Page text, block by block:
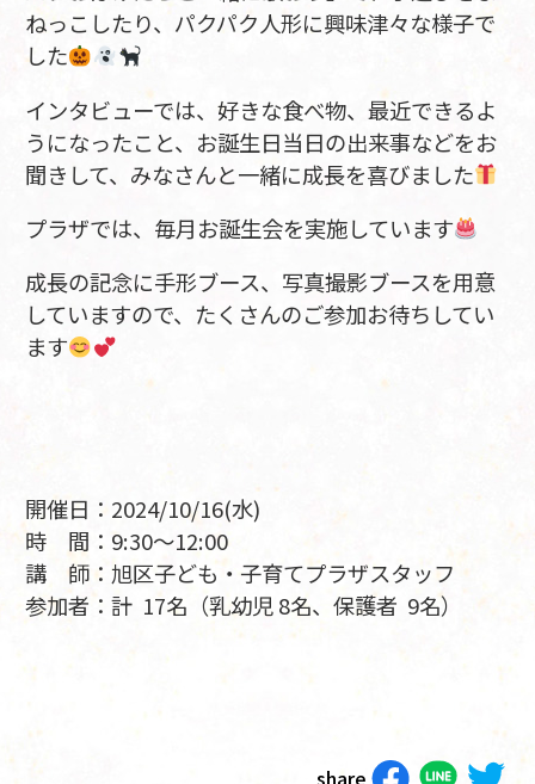
ねっこしたり、パクパク人形に興味津々な様子で
した
インタビューでは、好きな食べ物、最近できるよ
うになったこと、お誕生日当日の出来事などをお
聞きして、みなさんと一緒に成長を喜びました
プラザでは、毎月お誕生会を実施しています
成長の記念に手形ブース、写真撮影ブースを用意
していますので、たくさんのご参加お待ちしてい
ます
開催日：2024/10/16(水)
時 間：9:30～12:00
講 師：旭区子ども・子育てプラザスタッフ
参加者：計 17名（乳幼児 8名、保護者 9名）